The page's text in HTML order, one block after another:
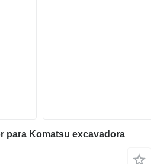
para Komatsu excavadora